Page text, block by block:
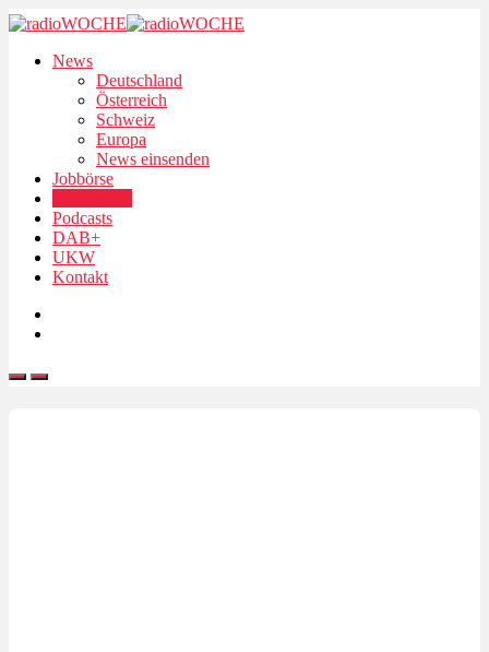
News
Deutschland
Österreich
Schweiz
Europa
News einsenden
Jobbörse
Podcasts
DAB+
UKW
Kontakt